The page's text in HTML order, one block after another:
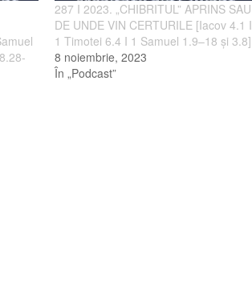
287 I 2023. „CHIBRITUL” APRINS SAU
DE UNDE VIN CERTURILE [Iacov 4.1 I
1 Timotei 6.4 I 1 Samuel 1.9–18 și 3.8]
8 noiembrie, 2023
În „Podcast”